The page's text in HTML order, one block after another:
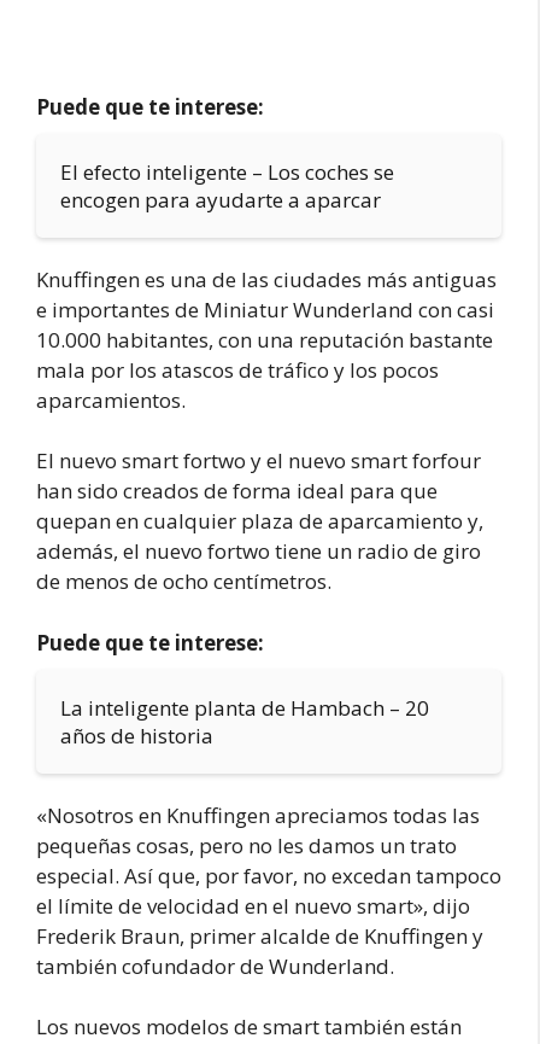
Puede que te interese:
El efecto inteligente – Los coches se
encogen para ayudarte a aparcar
Knuffingen es una de las ciudades más antiguas
e importantes de Miniatur Wunderland con casi
10.000 habitantes, con una reputación bastante
mala por los atascos de tráfico y los pocos
aparcamientos.
El nuevo smart fortwo y el nuevo smart forfour
han sido creados de forma ideal para que
quepan en cualquier plaza de aparcamiento y,
además, el nuevo fortwo tiene un radio de giro
de menos de ocho centímetros.
Puede que te interese:
La inteligente planta de Hambach – 20
años de historia
«Nosotros en Knuffingen apreciamos todas las
pequeñas cosas, pero no les damos un trato
especial. Así que, por favor, no excedan tampoco
el límite de velocidad en el nuevo smart», dijo
Frederik Braun, primer alcalde de Knuffingen y
también cofundador de Wunderland.
Los nuevos modelos de smart también están